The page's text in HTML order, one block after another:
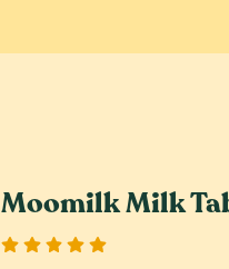
Moomilk Milk